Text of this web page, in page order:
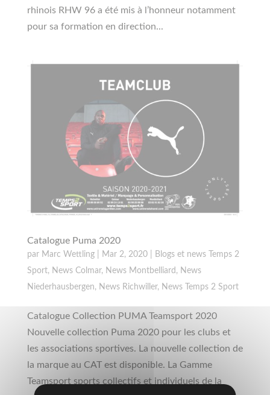
rhinois RHW 96 a été mis à l’honneur notamment
pour sa formation en direction...
Catalogue Puma 2020
par Marc Wettling| Mar 2, 2020|
Blogs et news Temps 2
Sport, News Colmar, News Montbelliard , News
Niederhausbergen, News Richwiller, News Temps 2 Sport
Catalogue Collection PUMA Teamsport 2020
Nouvelle collection Puma 2020 pour les clubs et
les associations sportives. La nouvelle collection de
la marque au CAT est disponible. La Gamme
Teamsport sports collectifs et individuels de la